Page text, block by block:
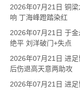
2026年07月21日 铜
响 丁海峰蹬踏染红
2026年07月21日 于
绝平 刘洋破门+失点
2026年07月21日 进
后伤退高天意两助攻
2026年07月21日 进